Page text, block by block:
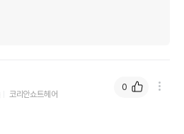
코리안쇼트헤어
0